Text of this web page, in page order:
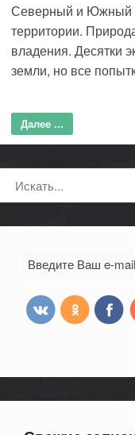
Северный и Южный
территории.
владения. Десятки
земли, но все
Далее ...